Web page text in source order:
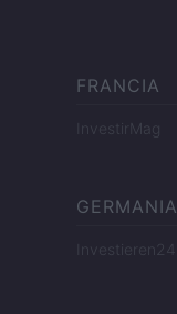
FRANCIA
InvestirMag
GERMANIA
Investieren24